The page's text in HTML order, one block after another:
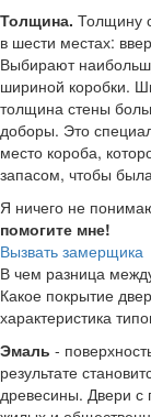
Толщина. Толщину
в шести местах:
Выбирают
шириной коробки.
толщина стены
доборы. Это
место короба,
запасом, чтобы
Я ничего не
помогите мне!
Вызвать замерщика
В чем разница
Какое покрытие
характеристика
Эмаль -
результате
древесины. Двери